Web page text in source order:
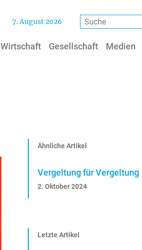
7. August 2026 Suche
Wirtschaft Gesellschaft Medien
Ähnliche Artikel
Vergeltung für Vergeltung
2. Oktober 2024
Letzte Artikel